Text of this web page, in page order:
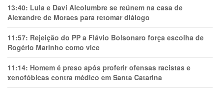
13:40: Lula e Davi Alcolumbre se reúnem na casa de
Alexandre de Moraes para retomar diálogo
11:57: Rejeição do PP a Flávio Bolsonaro força escolha de
Rogério Marinho como vice
11:14: Homem é preso após proferir ofensas racistas e
xenofóbicas contra médico em Santa Catarina